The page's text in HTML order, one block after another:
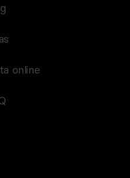
online